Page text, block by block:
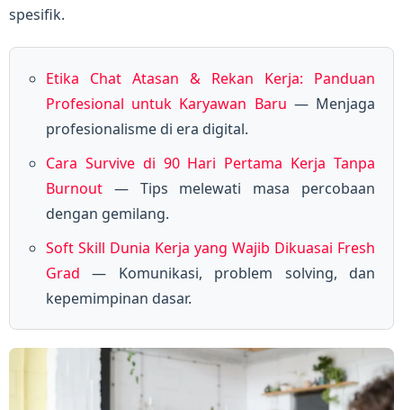
spesifik.
Etika Chat Atasan & Rekan Kerja: Panduan
Profesional untuk Karyawan Baru — Menjaga
profesionalisme di era digital.
Cara Survive di 90 Hari Pertama Kerja Tanpa
Burnout — Tips melewati masa percobaan
dengan gemilang.
Soft Skill Dunia Kerja yang Wajib Dikuasai Fresh
Grad — Komunikasi, problem solving, dan
kepemimpinan dasar.